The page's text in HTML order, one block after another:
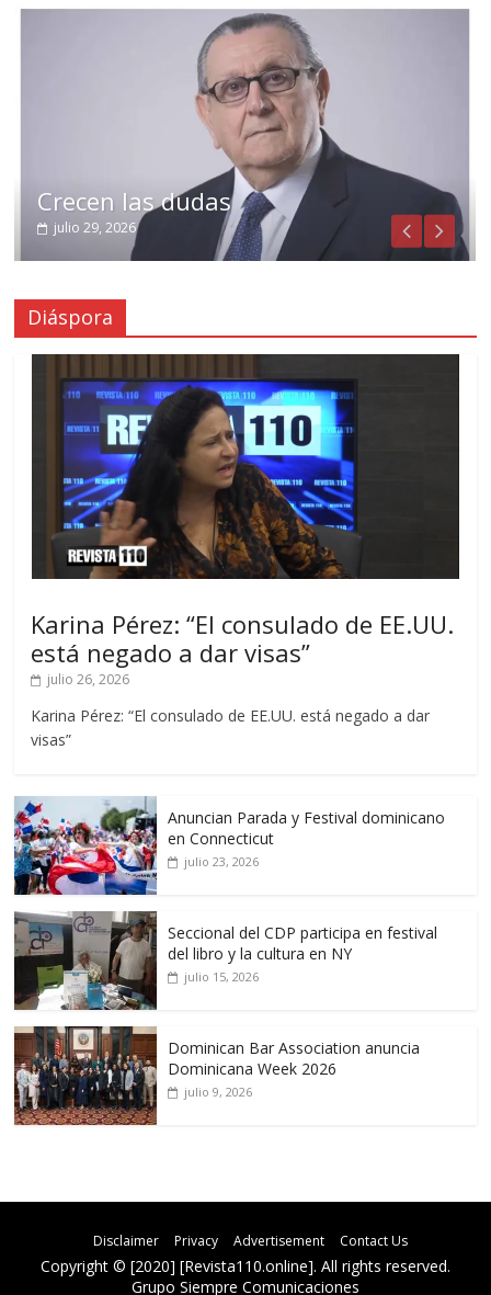
Crecen las dudas
julio 29, 2026
Diáspora
Karina Pérez: “El consulado de EE.UU.
está negado a dar visas”
julio 26, 2026
Karina Pérez: “El consulado de EE.UU. está negado a dar
visas”
Anuncian Parada y Festival dominicano
en Connecticut
julio 23, 2026
Seccional del CDP participa en festival
del libro y la cultura en NY
julio 15, 2026
Dominican Bar Association anuncia
Dominicana Week 2026
julio 9, 2026
Disclaimer Privacy Advertisement Contact Us
Copyright © [2020] [Revista110.online]. All rights reserved.
Grupo Siempre Comunicaciones